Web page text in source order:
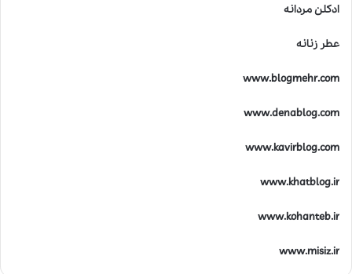
ادکلن مردانه
عطر زنانه
www.blogmehr.com
www.denablog.com
www.kavirblog.com
www.khatblog.ir
www.kohanteb.ir
www.misiz.ir